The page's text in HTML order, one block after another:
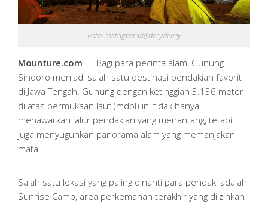
Foto: Instagram/@derydeeey
Mounture.com — Bagi para pecinta alam, Gunung
Sindoro menjadi salah satu destinasi pendakian favorit
di Jawa Tengah. Gunung dengan ketinggian 3.136 meter
di atas permukaan laut (mdpl) ini tidak hanya
menawarkan jalur pendakian yang menantang, tetapi
juga menyuguhkan panorama alam yang memanjakan
mata.
Salah satu lokasi yang paling dinanti para pendaki adalah
Sunrise Camp, area perkemahan terakhir yang diizinkan